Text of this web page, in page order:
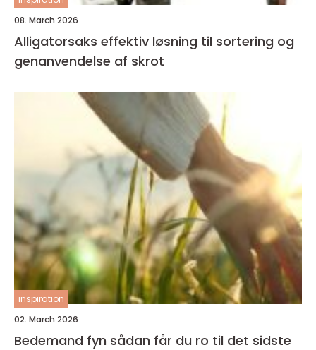
08. March 2026
Alligatorsaks effektiv løsning til sortering og
genanvendelse af skrot
inspiration
02. March 2026
Bedemand fyn sådan får du ro til det sidste